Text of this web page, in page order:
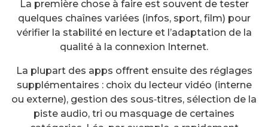
La première chose à faire est souvent de tester
quelques chaînes variées (infos, sport, film) pour
vérifier la stabilité en lecture et l’adaptation de la
qualité à la connexion Internet.
La plupart des apps offrent ensuite des réglages
supplémentaires : choix du lecteur vidéo (interne
ou externe), gestion des sous‑titres, sélection de la
piste audio, tri ou masquage de certaines